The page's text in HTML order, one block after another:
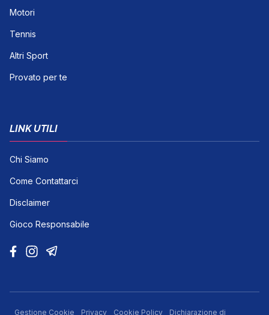
Motori
Tennis
Altri Sport
Provato per te
LINK UTILI
Chi Siamo
Come Contattarci
Disclaimer
Gioco Responsabile
Gestione Cookie Privacy Cookie Policy Dichiarazione di